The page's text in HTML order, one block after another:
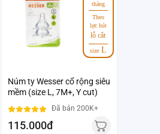
tháng
Theo
lực hút
lỗ cắt
sizeL
Núm ty Wesser cổ rộng siêu
mềm (size L, 7M+, Y cut)
Đã bán 200K+
115.000đ